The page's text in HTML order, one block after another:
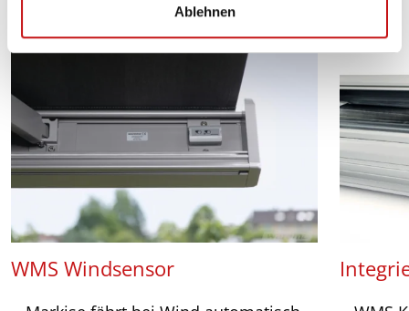
Ablehnen
WMS Windsensor